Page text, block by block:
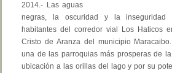
2014.- Las aguas
negras, la oscuridad y la inseguridad
habitantes del corredor vial Los Haticos
Cristo de Aranza del municipio
una de las parroquias más prosperas de
ubicación a las orillas del lago y por su